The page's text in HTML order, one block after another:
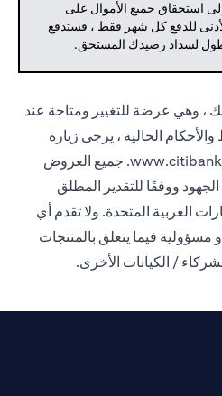
استحقاق جميع الأموال على
للدفع كل شهر فقط ، فستدفع
لسداد رصيدك المستحق.
وهي عرضة للتغيير ومتاحة عند
الحالية ، يرجى زيارة
جميع العروض
ووفقًا للتقدير المطلق
العربية المتحدة. ولا تقدم أي
مسؤولية فيما يتعلق بالمنتجات
/ الكيانات الأخرى.